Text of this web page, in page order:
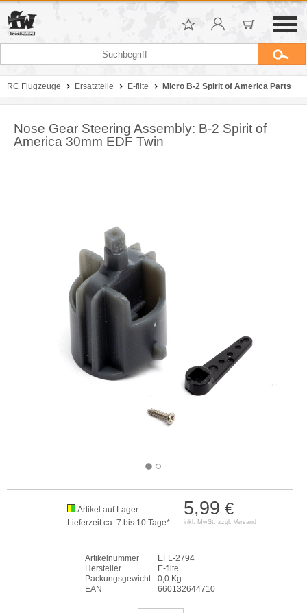
RC Flugzeuge Ersatzteile E-flite Micro B-2 Spirit of America Parts
Nose Gear Steering Assembly: B-2 Spirit of
America 30mm EDF Twin
5,99 €
inkl. MwSt. zzgl. Versand
Artikel auf Lager
Lieferzeit ca. 7 bis 10 Tage*
Artikelnummer
EFL-2794
Hersteller
E-flite
Packungsgewicht
0,0 Kg
EAN
660132644710